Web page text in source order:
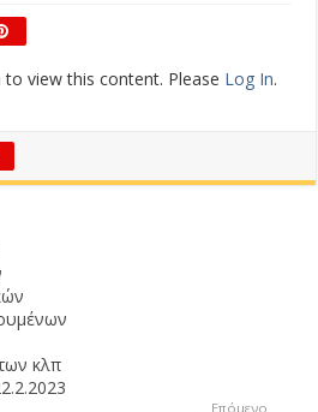
view this content. Please Log In.
κλπ
Επόμενο